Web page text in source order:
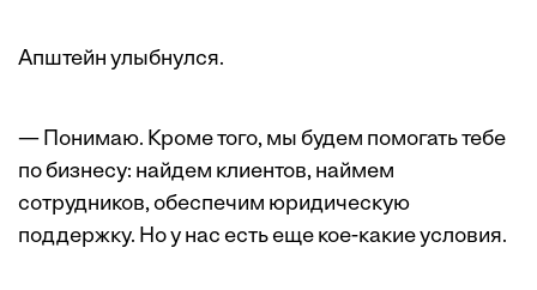
Апштейн улыбнулся.
— Понимаю. Кроме того, мы будем помогать тебе
по бизнесу: найдем клиентов, наймем
сотрудников, обеспечим юридическую
поддержку. Но у нас есть еще кое-какие условия.